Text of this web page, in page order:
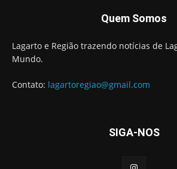
Quem Somos
Lagarto e Região trazendo notícias de
Mundo.
Contato: lagartoregiao@gmail.com
SIGA-NOS